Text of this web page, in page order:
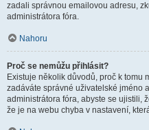
zadali správnou emailovou adresu,
administrátora fóra.
Nahoru
Proč se nemůžu přihlásit?
Existuje několik důvodů, proč k tomu
zadáváte správné uživatelské jméno
administrátora fóra, abyste se ujistili,
že je na webu chyba v nastavení,